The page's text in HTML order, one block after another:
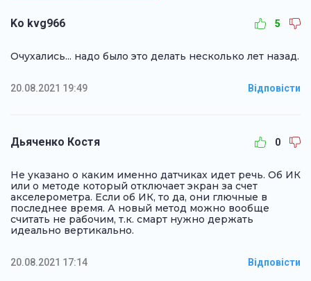
Kо kvg966 5
Очухались... надо было это делать несколько лет назад.
20.08.2021 19:49 Відповісти
Дьяченко Костя 0
Не указано о каким именно датчиках идет речь. Об ИК
или о методе который отключает экран за счет
акселерометра. Если об ИК, то да, они глючные в
последнее время. А новый метод можно вообще
считать не рабочим, т.к. смарт нужно держать
идеально вертикально.
20.08.2021 17:14 Відповісти